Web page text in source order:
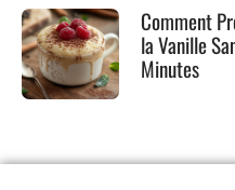
Comment
la Vanille
Minutes